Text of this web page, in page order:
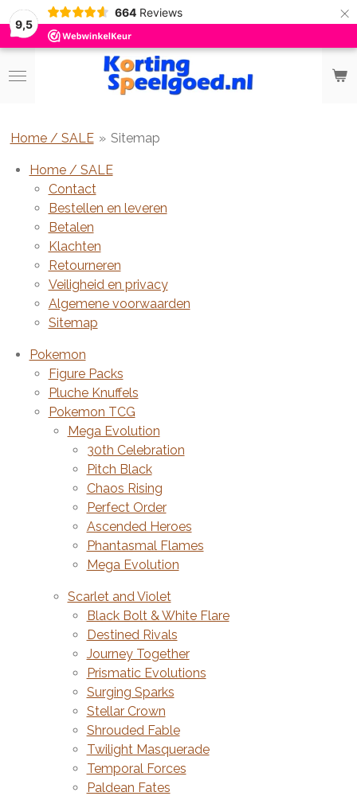
9,5
664 Reviews ×
Home / SALE » Sitemap
Home / SALE
Contact
Bestellen en leveren
Betalen
Klachten
Retourneren
Veiligheid en privacy
Algemene voorwaarden
Sitemap
Pokemon
Figure Packs
Pluche Knuffels
Pokemon TCG
Mega Evolution
30th Celebration
Pitch Black
Chaos Rising
Perfect Order
Ascended Heroes
Phantasmal Flames
Mega Evolution
Scarlet and Violet
Black Bolt & White Flare
Destined Rivals
Journey Together
Prismatic Evolutions
Surging Sparks
Stellar Crown
Shrouded Fable
Twilight Masquerade
Temporal Forces
Paldean Fates